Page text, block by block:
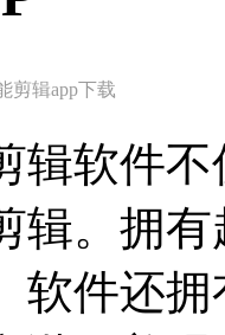
剪辑app下载
辑软件
辑。拥
软件还